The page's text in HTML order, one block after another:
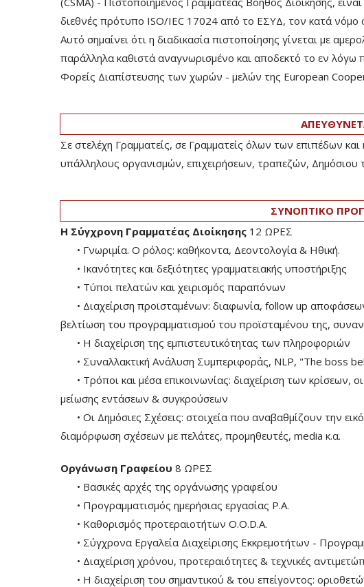
διεθνές πρότυπο ISO/IEC 17024 από το ΕΣΥΔ, τον κατά νόμο
Αυτό σημαίνει ότι η διαδικασία πιστοποίησης γίνεται με
παράλληλα καθιστά αναγνωρισμένο και αποδεκτό το εν λόγω
Φορείς Διαπίστευσης των χωρών - μελών της European
Σε στελέχη Γραμματείς, σε Γραμματείς όλων των επιπέδων και
υπάλληλους οργανισμών, επιχειρήσεων, τραπεζών,
ΣΥΝΟΠΤΙΚΟ
Η Σύγχρονη Γραμματέας Διοίκησης 12 ΩΡΕΣ
• Γνωριμία. Ο ρόλος: καθήκοντα, Δεοντολογία & Ηθική.
• Ικανότητες και δεξιότητες γραμματειακής υποστήριξης
• Τύποι πελατών και χειρισμός παραπόνων
• Διαχείριση προϊσταμένων: διαφωνία, follow up
βελτίωση του προγραμματισμού του προϊσταμένου της,
• Η διαχείριση της εμπιστευτικότητας των πληροφοριών
• Συναλλακτική Ανάλυση Συμπεριφοράς, ΝLP, "The boss
• Τρόποι και μέσα επικοινωνίας: διαχείριση των κρίσεων,
μείωσης εντάσεων & συγκρούσεων
• Οι Δημόσιες Σχέσεις: στοιχεία που αναβαθμίζουν την
διαμόρφωση σχέσεων με πελάτες, προμηθευτές, media κ.α.
Οργάνωση Γραφείου 8 ΩΡΕΣ
• Βασικές αρχές της οργάνωσης γραφείου
• Προγραμματισμός ημερήσιας εργασίας P.A.
• Καθορισμός προτεραιοτήτων O.O.D.A.
• Σύγχρονα Εργαλεία Διαχείρισης Εκκρεμοτήτων -
• Διαχείριση χρόνου, προτεραιότητες & τεχνικές
• Η διαχείριση του σημαντικού & του επείγοντος: